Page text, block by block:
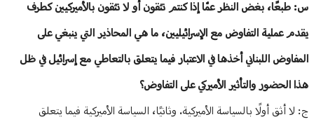
س: طبعًا، بغض النظر عمّا إذا كنتم تثقون أو لا تثقون بالأميركيين كطرف
يقدم عملية التفاوض مع الإسرائيليين، ما هي المحاذير التي ينبغي على
المفاوض اللبناني أخذها في الاعتبار فيما يتعلق بالتعاطي مع إسرائيل في ظل
هذا الحضور والتأثير الأميركي على التفاوض؟
ج: لا أثق أولًا بالسياسة الأميركية. وثانيًا، السياسة الأميركية فيما يتعلق